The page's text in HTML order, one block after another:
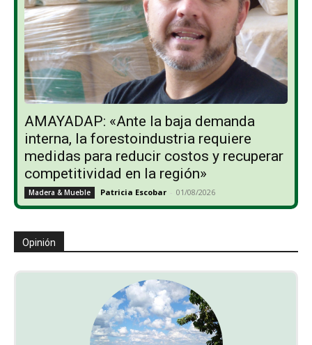
AMAYADAP: «Ante la baja demanda
interna, la forestoindustria requiere
medidas para reducir costos y recuperar
competitividad en la región»
Madera & Mueble Patricia Escobar - 01/08/2026
Opinión